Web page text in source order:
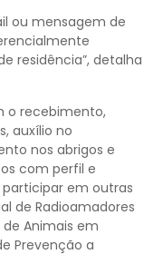
ou mensagem de
residência”, detalha
o recebimento,
auxílio no
nos abrigos e
com perfil e
em outras
de Radioamadores
de Animais em
Prevenção a